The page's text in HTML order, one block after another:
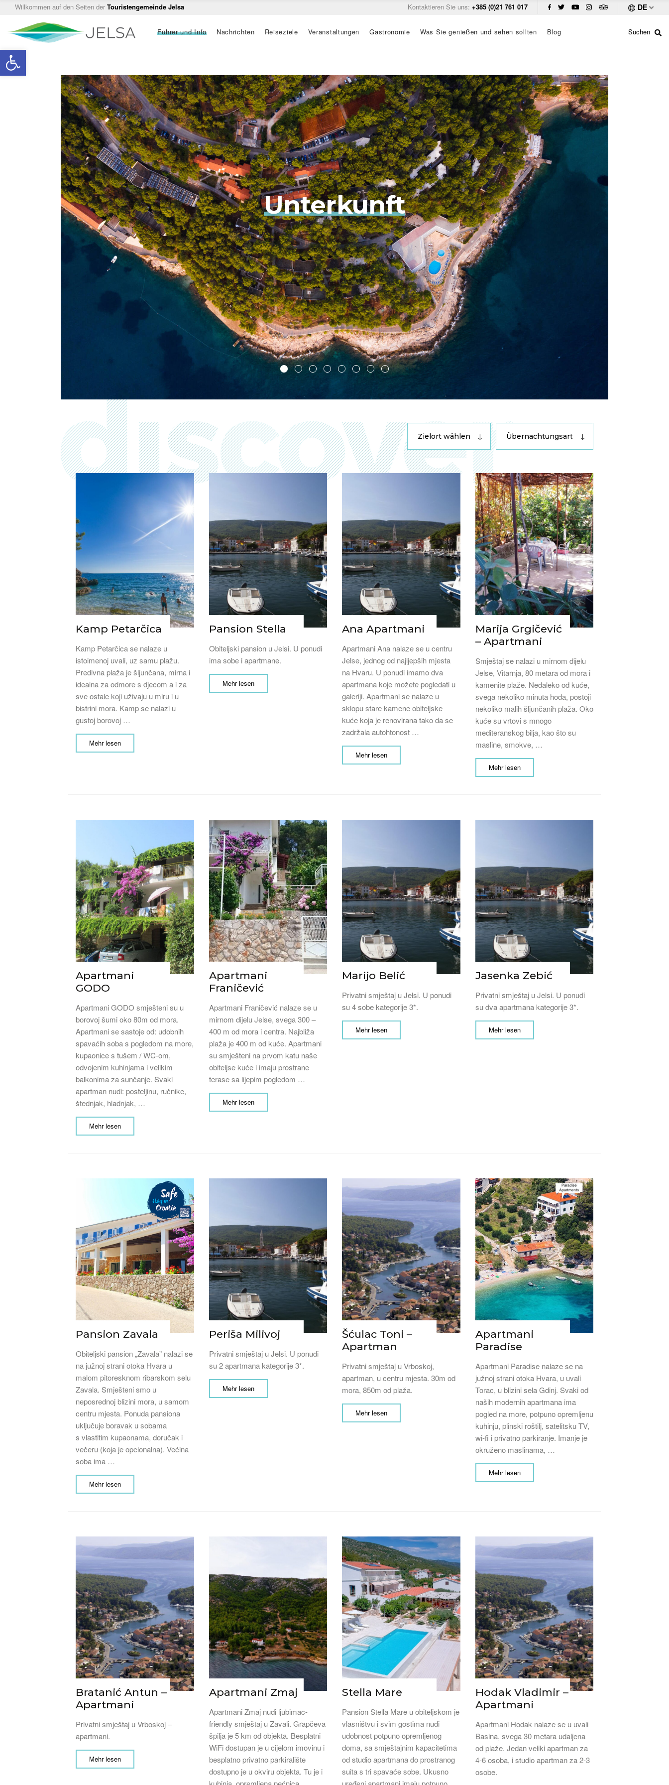
Open toolbar
Willkommen auf den Seiten der Touristengemeinde Jelsa DE
Kontaktieren Sie uns: +385 (0)21 761 017
Suchen
Main
Führer und Info Nachrichten Reiseziele Veranstaltungen Gastronomie Was Sie genießen und sehen sollten Blog
Unterkunft
Kamp Petarčica
Kamp Petarčica se nalaze u
istoimenoj uvali, uz samu plažu.
Predivna plaža je šljunčana, mirna i
idealna za odmore s djecom a i za
sve ostale koji uživaju u miru i u
bistrini mora. Kamp se nalazi u
gustoj borovoj …
Mehr lesen
Pansion Stella
Obiteljski pansion u Jelsi. U ponudi
ima sobe i apartmane.
Mehr lesen
Ana Apartmani
Apartmani Ana nalaze se u centru
Jelse, jednog od najljepših mjesta
na Hvaru. U ponudi imamo dva
apartmana koje možete pogledati u
galeriji. Apartmani se nalaze u
sklopu stare kamene obiteljske
kuće koja je renovirana tako da se
zadržala autohtonost …
Mehr lesen
Marija Grgičević
– Apartmani
Smještaj se nalazi u mirnom dijelu
Jelse, Vitarnja, 80 metara od mora i
kamenite plaže. Nedaleko od kuće,
svega nekoliko minuta hoda, postoji
nekoliko malih šljunčanih plaža. Oko
kuće su vrtovi s mnogo
mediteranskog bilja, kao što su
masline, smokve, …
Mehr lesen
Apartmani
GODO
Apartmani GODO smješteni su u
borovoj šumi oko 80m od mora.
Apartmani se sastoje od: udobnih
spavaćih soba s pogledom na more,
kupaonice s tušem / WC-om,
odvojenim kuhinjama i velikim
balkonima za sunčanje. Svaki
apartman nudi: posteljinu, ručnike,
štednjak, hladnjak, …
Mehr lesen
Apartmani
Franičević
Apartmani Franičević nalaze se u
mirnom dijelu Jelse, svega 300 –
400 m od mora i centra. Najbliža
plaža je 400 m od kuće. Apartmani
su smješteni na prvom katu naše
obiteljse kuće i imaju prostrane
terase sa lijepim pogledom …
Mehr lesen
Marijo Belić
Privatni smještaj u Jelsi. U ponudi
su 4 sobe kategorije 3*.
Mehr lesen
Jasenka Zebić
Privatni smještaj u Jelsi. U ponudi
su dva apartmana kategorije 3*.
Mehr lesen
Pansion Zavala
Obiteljski pansion „Zavala” nalazi se
na južnoj strani otoka Hvara u
malom pitoresknom ribarskom selu
Zavala. Smješteni smo u
neposrednoj blizini mora, u samom
centru mjesta. Ponuda pansiona
uključuje boravak u sobama
s vlastitim kupaonama, doručak i
večeru (koja je opcionalna). Većina
soba ima …
Mehr lesen
Periša Milivoj
Privatni smještaj u Jelsi. U ponudi
su 2 apartmana kategorije 3*.
Mehr lesen
Šćulac Toni –
Apartman
Privatni smještaj u Vrboskoj,
apartman, u centru mjesta. 30m od
mora, 850m od plaža.
Mehr lesen
Apartmani
Paradise
Apartmani Paradise nalaze se na
južnoj strani otoka Hvara, u uvali
Torac, u blizini sela Gdinj. Svaki od
naših modernih apartmana ima
pogled na more, potpuno opremljenu
kuhinju, plinski roštilj, satelitsku TV,
wi-fi i privatno parkiranje. Imanje je
okruženo maslinama, …
Mehr lesen
Bratanić Antun –
Apartmani
Privatni smještaj u Vrboskoj –
apartmani.
Mehr lesen
Apartmani Zmaj
Apartmani Zmaj nudi ljubimac-
friendly smještaj u Zavali. Grapčeva
špilja je 5 km od objekta. Besplatni
WiFi dostupan je u cijelom imovinu i
besplatno privatno parkiralište
dostupno je u okviru objekta. Tu je i
Stella Mare
Pansion Stella Mare u obiteljskom je
vlasništvu i svim gostima nudi
udobnost potpuno opremljenog
doma, sa smještajnim kapacitetima
od studio apartmana do prostranog
suita s tri spavaće sobe. Ukusno
Hodak Vladimir –
Apartmani
Apartmani Hodak nalaze se u uvali
Basina, svega 30 metara udaljena
od plaže. Jedan veliki apartman za
4-6 osoba, i studio apartman za 2-3
osobe.